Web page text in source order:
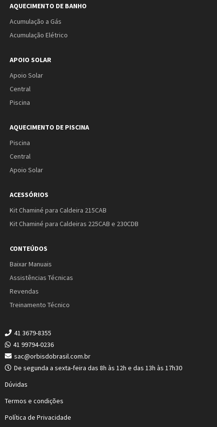
AQUECIMENTO DE BANHO
Acumulação a Gás
Acumulação Elétrico
APOIO SOLAR
Apoio Solar
Central
Piscina
AQUECIMENTO DE PISCINA
Piscina
Central
Apoio Solar
ACESSÓRIOS
Kit Chaminé para Caldeira 215CAB
Kit Chaminé para Caldeiras 225CAB e 230CDB
CONTEÚDOS
Baixar Manuais
Assistências Técnicas
Revendas
Treinamento Técnico
41 3679-8355
41 99794-0236
sac@orbisdobrasil.com.br
De segunda a sexta-feira das 8h às 12h e das 13h às 17h30
Dúvidas
Termos e condições
Política de Privacidade